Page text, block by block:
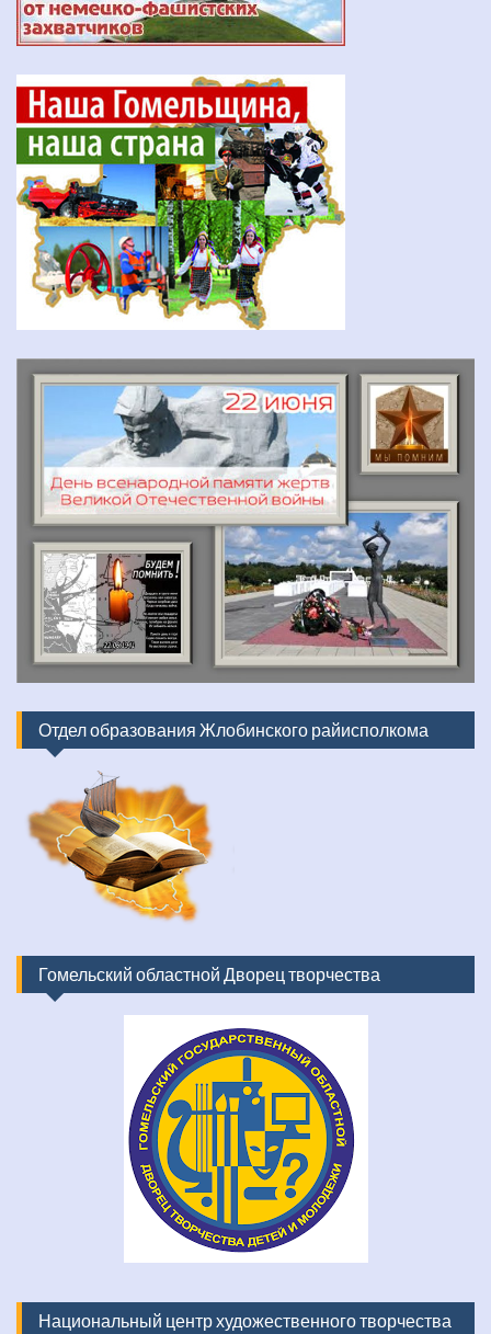
Отдел образования Жлобинского райисполкома
Гомельский областной Дворец творчества
Национальный центр художественного творчества